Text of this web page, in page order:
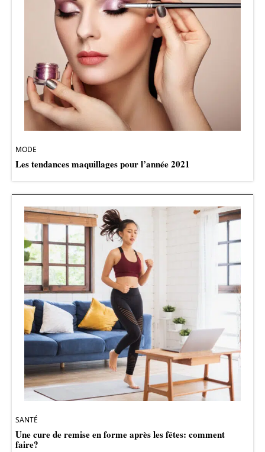
MODE
Les tendances maquillages pour l’année 2021
SANTÉ
Une cure de remise en forme après les fêtes: comment
faire?